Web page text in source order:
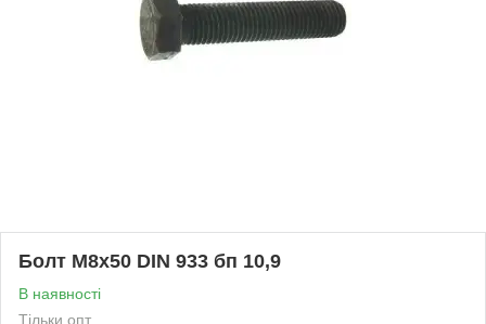
Болт М8х50 DIN 933 бп 10,9
В наявності
Тільки опт